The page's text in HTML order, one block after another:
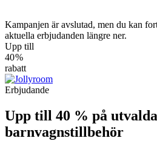
Kampanjen är avslutad, men du kan
aktuella erbjudanden längre ner.
Upp till
40 %
rabatt
Erbjudande
Upp till 40 % på utvalda
barnvagnstillbehör